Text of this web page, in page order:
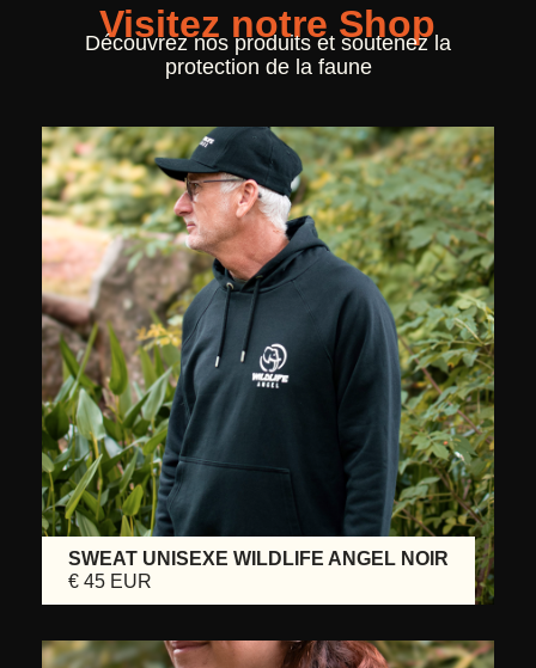
Visitez notre Shop
Découvrez nos produits et soutenez la
protection de la faune
SWEAT UNISEXE WILDLIFE ANGEL NOIR
€ 45 EUR